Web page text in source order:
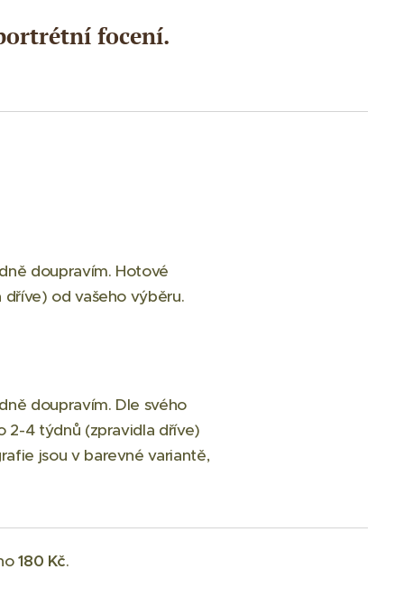
focení.
doupravím. Hotové
od vašeho výběru.
doupravím. Dle svého
2-4 týdnů (zpravidla dříve)
jsou v barevné variantě,
180 Kč.